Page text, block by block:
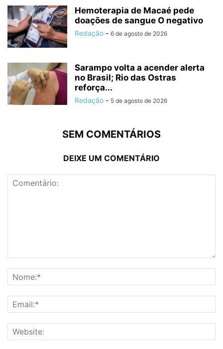
Hemoterapia de Macaé pede
doações de sangue O negativo
Redação - 6 de agosto de 2026
Sarampo volta a acender alerta
no Brasil; Rio das Ostras
reforça...
Redação - 5 de agosto de 2026
SEM COMENTÁRIOS
DEIXE UM COMENTÁRIO